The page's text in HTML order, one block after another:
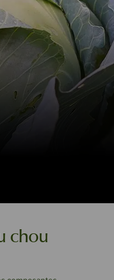
chou